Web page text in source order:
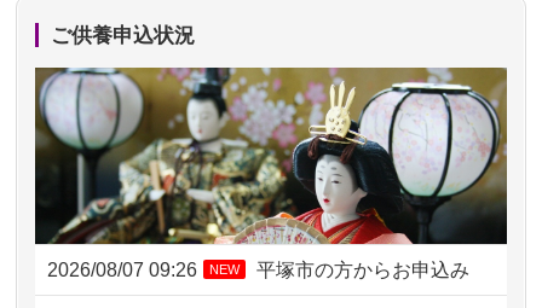
ご供養申込状況
2026/08/07 09:26 NEW 平塚市の方からお申込み